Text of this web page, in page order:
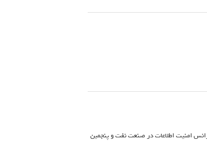
امنیت اطلاعات در صنعت نفت و پنجمین